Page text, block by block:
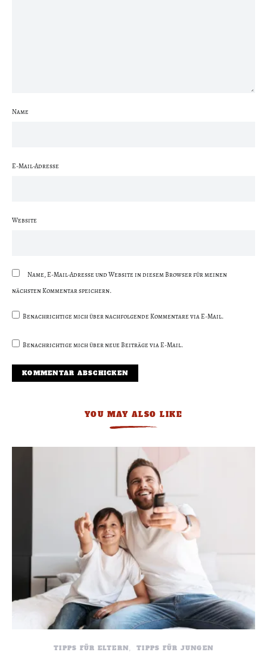
Name
E-Mail-Adresse
Website
Name, E-Mail-Adresse und Website in diesem Browser für meinen
nächsten Kommentar speichern.
Benachrichtige mich über nachfolgende Kommentare via E-Mail.
Benachrichtige mich über neue Beiträge via E-Mail.
YOU MAY ALSO LIKE
TIPPS FÜR ELTERN TIPPS FÜR JUNGEN